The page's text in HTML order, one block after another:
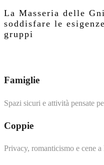
La Masseria delle
soddisfare le
gruppi
Famiglie
Spazi sicuri e attività pensate
Coppie
Privacy, romanticismo e cene a